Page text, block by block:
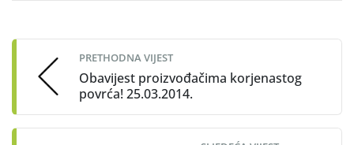
navigation
PRETHODNA VIJEST
Obavijest proizvođačima korjenastog
povrća! 25.03.2014.